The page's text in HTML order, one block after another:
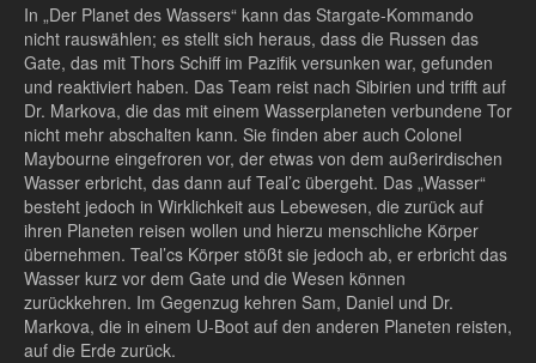
In „Der Planet des Wassers“ kann das Stargate-Kommando
nicht rauswählen; es stellt sich heraus, dass die Russen das
Gate, das mit Thors Schiff im Pazifik versunken war, gefunden
und reaktiviert haben. Das Team reist nach Sibirien und trifft auf
Dr. Markova, die das mit einem Wasserplaneten verbundene Tor
nicht mehr abschalten kann. Sie finden aber auch Colonel
Maybourne eingefroren vor, der etwas von dem außerirdischen
Wasser erbricht, das dann auf Teal’c übergeht. Das „Wasser“
besteht jedoch in Wirklichkeit aus Lebewesen, die zurück auf
ihren Planeten reisen wollen und hierzu menschliche Körper
übernehmen. Teal’cs Körper stößt sie jedoch ab, er erbricht das
Wasser kurz vor dem Gate und die Wesen können
zurückkehren. Im Gegenzug kehren Sam, Daniel und Dr.
Markova, die in einem U-Boot auf den anderen Planeten reisten,
auf die Erde zurück.